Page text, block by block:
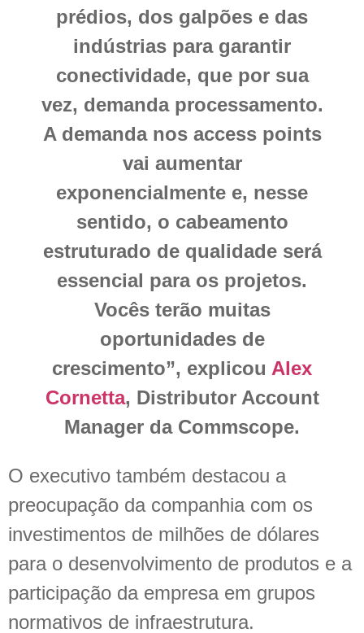
prédios, dos galpões e das
indústrias para garantir
conectividade, que por sua
vez, demanda processamento.
A demanda nos access points
vai aumentar
exponencialmente e, nesse
sentido, o cabeamento
estruturado de qualidade será
essencial para os projetos.
Vocês terão muitas
oportunidades de
crescimento”, explicou Alex
Cornetta, Distributor Account
Manager da Commscope.
O executivo também destacou a
preocupação da companhia com os
investimentos de milhões de dólares
para o desenvolvimento de produtos e a
participação da empresa em grupos
normativos de infraestrutura.